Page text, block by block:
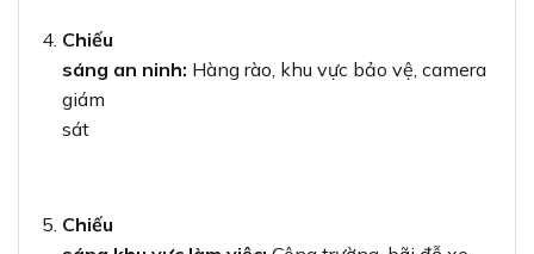
Chiếu
sáng an ninh: Hàng rào, khu vực bảo vệ, camera
giám
sát
Chiếu